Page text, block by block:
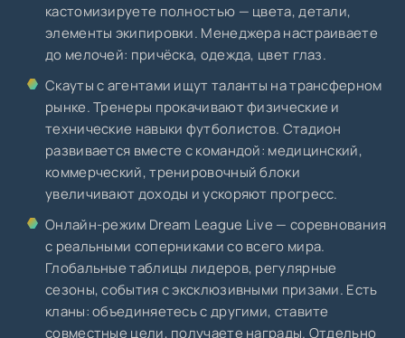
кастомизируете полностью — цвета, детали,
элементы экипировки. Менеджера настраиваете
до мелочей: причёска, одежда, цвет глаз.
Скауты с агентами ищут таланты на трансферном
рынке. Тренеры прокачивают физические и
технические навыки футболистов. Стадион
развивается вместе с командой: медицинский,
коммерческий, тренировочный блоки
увеличивают доходы и ускоряют прогресс.
Онлайн-режим Dream League Live — соревнования
с реальными соперниками со всего мира.
Глобальные таблицы лидеров, регулярные
сезоны, события с эксклюзивными призами. Есть
кланы: объединяетесь с другими, ставите
совместные цели, получаете награды. Отдельно